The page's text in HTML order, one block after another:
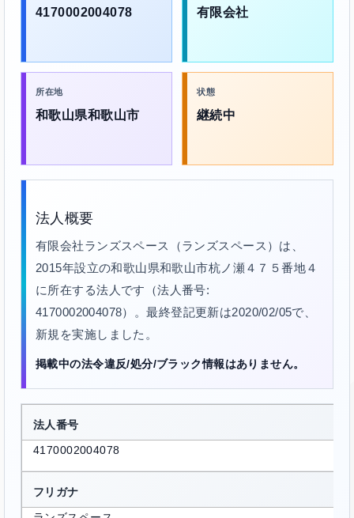
4170002004078 有限会社
所在地
和歌山県和歌山市
状態
継続中
法人概要
有限会社ランズスペース（ランズスペース）は、
2015年設立の和歌山県和歌山市杭ノ瀬４７５番地４
に所在する法人です（法人番号:
4170002004078）。最終登記更新は2020/02/05で、
新規を実施しました。
掲載中の法令違反/処分/ブラック情報はありません。
法人番号
4170002004078
フリガナ